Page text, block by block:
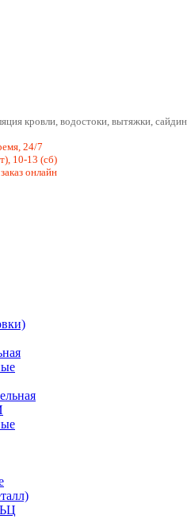
кровли, водостоки, вытяжки,
24/7
10-13 (сб)
заказ онлайн